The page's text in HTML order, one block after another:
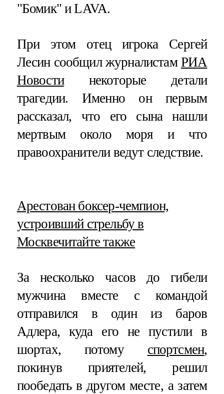
"Бомик" и LAVA.
При этом отец игрока Сергей
Лесин сообщил журналистам РИА
Новостинекоторые детали
трагедии. Именно он первым
рассказал, что его сына нашли
мертвым около моря и что
правоохранители ведут следствие.
​Арестован боксер-чемпион,
устроивший стрельбу в
Москвечитайте также
За несколько часов до гибели
мужчина вместе с командой
отправился в один из баров
Адлера, куда его не пустили в
шортах, потому спортсмен,
покинув приятелей, решил
пообедать в другом месте, а затем